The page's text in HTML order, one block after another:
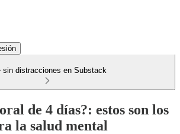
sin distracciones en Substack
de 4 días?: estos son los
la salud mental